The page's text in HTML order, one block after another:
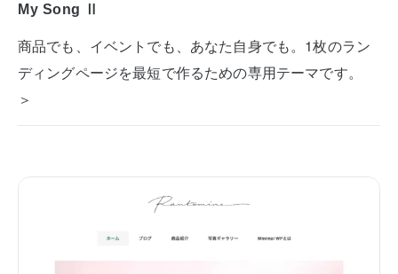
My Song Ⅱ
商品でも、イベントでも、あなた自身でも。1枚のラン
ディングページを最短で作るための専用テーマです。
＞